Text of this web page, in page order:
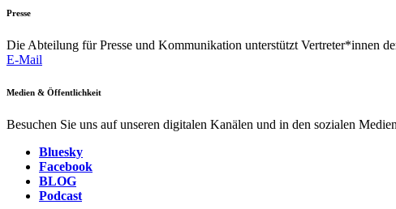
Presse
Die Abteilung für Presse und Kommunikation unterstützt Vertreter*innen
E-Mail
Medien & Öffentlichkeit
Besuchen Sie uns auf unseren digitalen Kanälen und in den sozialen
Bluesky
Facebook
BLOG
Podcast